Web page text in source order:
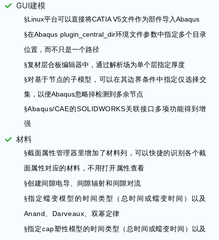
GUI建模
§Linux平台可以直接将CATIA V5文件作为部件导入Abaqus
§在Abaqus plugin_central_dir环境文件参数中指定多个目录
位置，而不只是一个路径
§复材层合板编辑器中，通过解析场为单个层指定厚度
§对基于节点的子模型，可以在其边界条件中指定仅选择交
集，以便Abaqus忽略掉检测到多余节点
§Abaqus/CAE的SOLIDWORKS关联接口多项功能得到增
强
材料
§截面属性管理器里增加了材料列，可以快捷的识别各个截
面属性对应的材料，不用打开属性查看
§创建间隙电导、间隙辐射和间隙对流
§指定蠕变模型的时间类型（总时间或蠕变时间）以及
Anand、 Darveaux、双幂定律
§指定cap塑性模型的时间类型（总时间或蠕变时间）以及